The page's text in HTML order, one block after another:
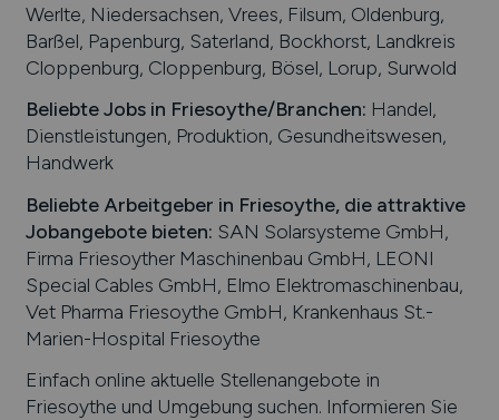
Werlte, Niedersachsen, Vrees, Filsum, Oldenburg,
Barßel, Papenburg, Saterland, Bockhorst, Landkreis
Cloppenburg, Cloppenburg, Bösel, Lorup, Surwold
Beliebte Jobs in Friesoythe/Branchen: Handel,
Dienstleistungen, Produktion, Gesundheitswesen,
Handwerk
Beliebte Arbeitgeber in Friesoythe, die attraktive
Jobangebote bieten: SAN Solarsysteme GmbH,
Firma Friesoyther Maschinenbau GmbH, LEONI
Special Cables GmbH, Elmo Elektromaschinenbau,
Vet Pharma Friesoythe GmbH, Krankenhaus St.-
Marien-Hospital Friesoythe
Einfach online aktuelle Stellenangebote in
Friesoythe und Umgebung suchen. Informieren Sie